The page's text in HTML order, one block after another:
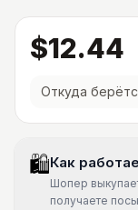
$12.44
Откуда
🛍Как
Шопер
получаете